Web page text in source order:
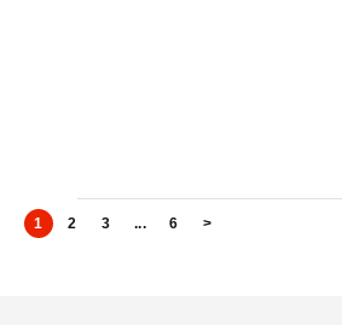
1 2 3 ... 6 >